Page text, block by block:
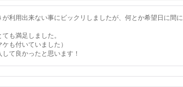
利用出来ない事にビックリしましたが、何とか希望日に間
も満足しました。
も付いていました）
て良かったと思います！